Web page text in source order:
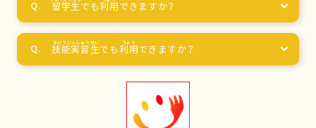
留学生でも利用 できますか？
技能実習生でも利用できますか？